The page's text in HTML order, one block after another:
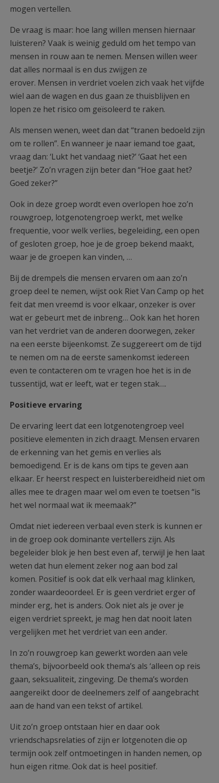
mogen vertellen.
De vraag is maar: hoe lang willen mensen hiernaar
luisteren? Vaak is weinig geduld om het tempo van
mensen in rouw aan te nemen. Mensen willen weer
dat alles normaal is en dus zwijgen ze
erover. Mensen in verdriet voelen zich vaak het vijfde
wiel aan de wagen en dus gaan ze thuisblijven en
lopen ze het risico om geïsoleerd te raken.
Als mensen wenen, weet dan dat “tranen bedoeld zijn
om te rollen”. En wanneer je naar iemand toe gaat,
vraag dan: ‘Lukt het vandaag niet?’ ‘Gaat het een
beetje?’ Zo’n vragen zijn beter dan “Hoe gaat het?
Goed zeker?”
Ook in deze groep wordt even overlopen hoe zo’n
rouwgroep, lotgenotengroep werkt, met welke
frequentie, voor welk verlies, begeleiding, een open
of gesloten groep, hoe je de groep bekend maakt,
waar je de groepen kan vinden, …
Bij de drempels die mensen ervaren om aan zo’n
groep deel te nemen, wijst ook Riet Van Camp op het
feit dat men vreemd is voor elkaar, onzeker is over
wat er gebeurt met de inbreng… Ook kan het horen
van het verdriet van de anderen doorwegen, zeker
na een eerste bijeenkomst. Ze suggereert om de tijd
te nemen om na de eerste samenkomst iedereen
even te contacteren om te vragen hoe het is in de
tussentijd, wat er leeft, wat er tegen stak….
Positieve ervaring
De ervaring leert dat een lotgenotengroep veel
positieve elementen in zich draagt. Mensen ervaren
de erkenning van het gemis en verlies als
bemoedigend. Er is de kans om tips te geven aan
elkaar. Er heerst respect en luisterbereidheid niet om
alles mee te dragen maar wel om even te toetsen “is
het wel normaal wat ik meemaak?”
Omdat niet iedereen verbaal even sterk is kunnen er
in de groep ook dominante vertellers zijn. Als
begeleider blok je hen best even af, terwijl je hen laat
weten dat hun element zeker nog aan bod zal
komen. Positief is ook dat elk verhaal mag klinken,
zonder waardeoordeel. Er is geen verdriet erger of
minder erg, het is anders. Ook niet als je over je
eigen verdriet spreekt, je mag hen dat nooit laten
vergelijken met het verdriet van een ander.
In zo’n rouwgroep kan gewerkt worden aan vele
thema’s, bijvoorbeeld ook thema’s als ‘alleen op reis
gaan, seksualiteit, zingeving. De thema’s worden
aangereikt door de deelnemers zelf of aangebracht
aan de hand van een tekst of artikel.
Uit zo’n groep ontstaan hier en daar ook
vriendschapsrelaties of zijn er lotgenoten die op
termijn ook zelf ontmoetingen in handen nemen, op
hun eigen ritme. Ook dat is heel positief.